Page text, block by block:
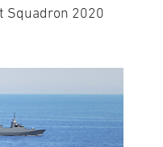
Squadron 2020